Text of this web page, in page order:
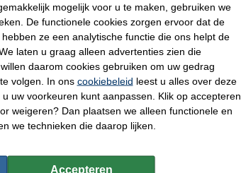
mogelijk voor u te maken, gebruiken we
De functionele cookies zorgen ervoor dat de
ze een analytische functie die ons helpt de
laten u graag alleen advertenties zien die
daarom cookies gebruiken om uw gedrag
volgen. In ons cookiebeleid leest u alles over deze
uw voorkeuren kunt aanpassen. Klik op accepteren
weigeren? Dan plaatsen we alleen functionele en
we technieken die daarop lijken.
Accepteren